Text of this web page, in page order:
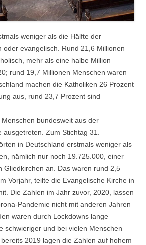
weniger als die Hälfte der
oder evangelisch. Rund 21,6 Millionen
mehr als eine halbe Million
rund 19,7 Millionen Menschen waren
machen die Katholiken 26 Prozent
aus, rund 23,7 Prozent sind
bundesweit aus der
ausgetreten. Zum Stichtag 31.
in Deutschland erstmals weniger als
nämlich nur noch 19.725.000, einer
Gliedkirchen an. Das waren rund 2,5
Vorjahr, teilte die Evangelische Kirche in
Die Zahlen im Jahr zuvor, 2020, lassen
Pandemie nicht mit anderen Jahren
waren durch Lockdowns lange
schwieriger und bei vielen Menschen
2019 lagen die Zahlen auf hohem